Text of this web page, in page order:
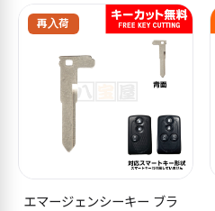
再入荷
エマージェンシーキー ブラ